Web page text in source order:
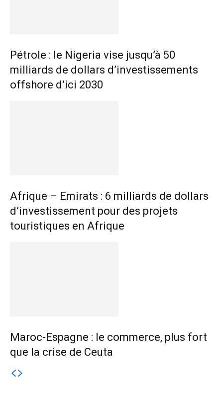
Pétrole : le Nigeria vise jusqu’à 50
milliards de dollars d’investissements
offshore d’ici 2030
Afrique – Emirats : 6 milliards de dollars
d’investissement pour des projets
touristiques en Afrique
Maroc-Espagne : le commerce, plus fort
que la crise de Ceuta